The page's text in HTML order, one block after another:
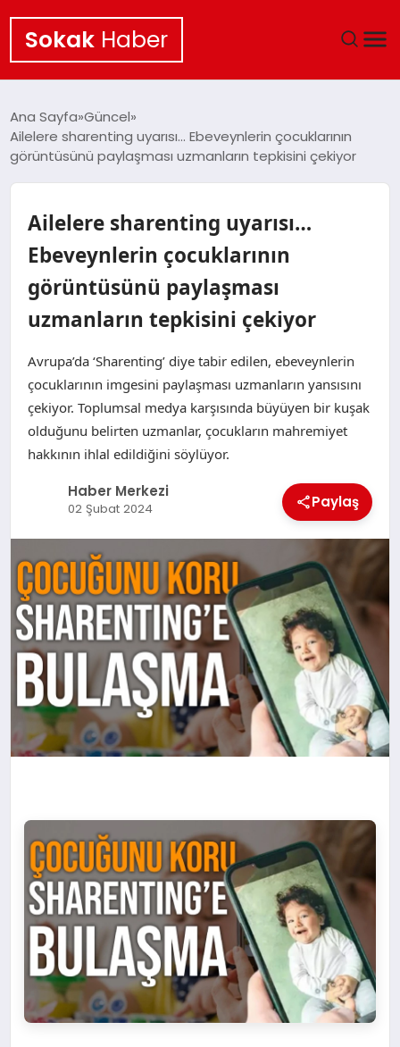
Sokak Haber
EKONOMI
KÜLTÜR SANAT
TEKNOLOJI
Ana Sayfa Güncel
Ailelere sharenting uyarısı… Ebeveynlerin çocuklarının
görüntüsünü paylaşması uzmanların tepkisini çekiyor
Ailelere sharenting uyarısı…
Ebeveynlerin çocuklarının
görüntüsünü paylaşması
uzmanların tepkisini çekiyor
Avrupa’da ‘Sharenting’ diye tabir edilen, ebeveynlerin
çocuklarının imgesini paylaşması uzmanların yansısını
çekiyor. Toplumsal medya karşısında büyüyen bir kuşak
olduğunu belirten uzmanlar, çocukların mahremiyet
hakkının ihlal edildiğini söylüyor.
Haber Merkezi
02 Şubat 2024 Paylaş